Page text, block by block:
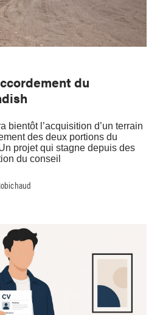
du
bientôt l’acquisition d’un terrain
des deux portions du
projet qui stagne depuis des
du conseil